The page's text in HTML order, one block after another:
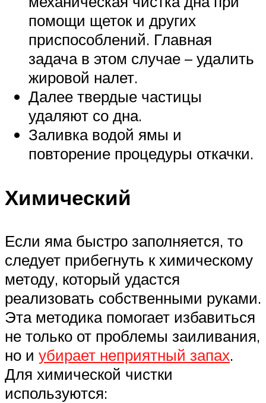
помощи щеток и других
приспособлений. Главная
задача в этом случае – удалить
жировой налет.
Далее твердые частицы
удаляют со дна.
Заливка водой ямы и
повторение процедуры откачки.
Химический
Если яма быстро заполняется, то
следует прибегнуть к химическому
методу, который удастся
реализовать собственными руками.
Эта методика помогает избавиться
не только от проблемы заиливания,
но и убирает неприятный запах.
Для химической чистки
используются: